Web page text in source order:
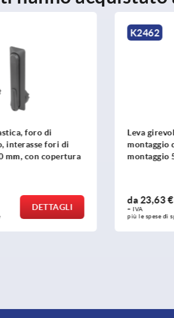
foro di
interasse fori di
mm, con
DETTAGLI
K2464
Leva
da13,86 €
+ IVA
più le spese